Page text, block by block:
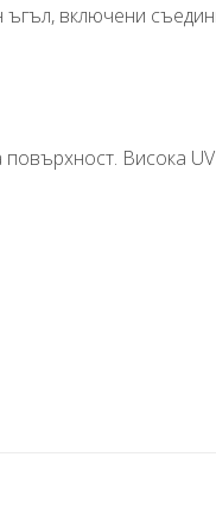
включени
Висока